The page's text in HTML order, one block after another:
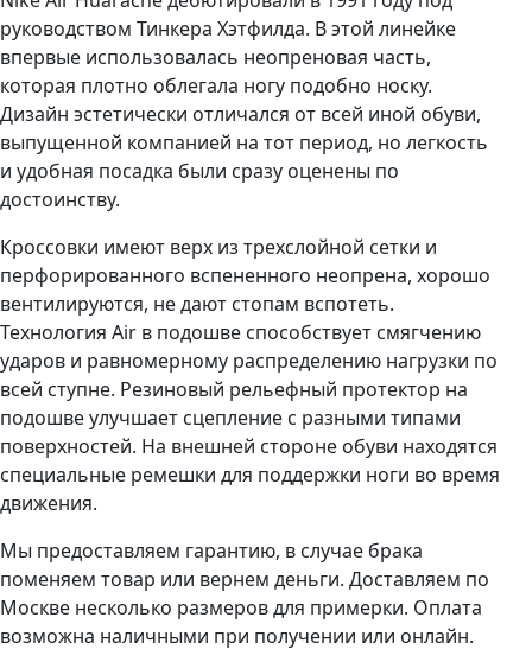
руководством Тинкера Хэтфилда. В этой линейке
впервые использовалась неопреновая часть,
которая плотно облегала ногу подобно носку.
Дизайн эстетически отличался от всей иной обуви,
выпущенной компанией на тот период, но легкость
и удобная посадка были сразу оценены по
достоинству.
Кроссовки имеют верх из трехслойной сетки и
перфорированного вспененного неопрена, хорошо
вентилируются, не дают стопам вспотеть.
Технология Air в подошве способствует смягчению
ударов и равномерному распределению нагрузки по
всей ступне. Резиновый рельефный протектор на
подошве улучшает сцепление с разными типами
поверхностей. На внешней стороне обуви находятся
специальные ремешки для поддержки ноги во время
движения.
Мы предоставляем гарантию, в случае брака
поменяем товар или вернем деньги. Доставляем по
Москве несколько размеров для примерки. Оплата
возможна наличными при получении или онлайн.